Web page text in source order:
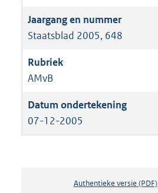
Staatsblad 2005, 648
AMvB
07-12-2005
Authentieke versie (PDF)b